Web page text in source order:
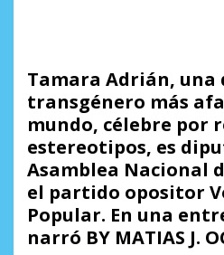
Tamara Adrián, una
transgénero más
mundo, célebre por
estereotipos, es
Asamblea Nacional
el partido opositor
Popular. En una
narró BY MATIAS J.